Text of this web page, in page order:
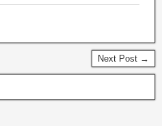
Next Post →